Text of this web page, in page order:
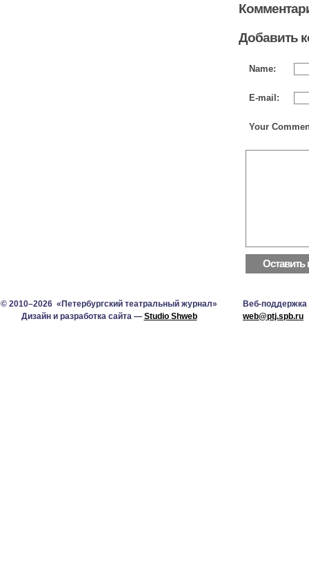
Добавить
Name:
E-mail:
Your
© 2010–2026 «Петербургский театральный журнал»
Дизайн и разработка сайта — Studio Shweb
Веб-поддержка
web@ptj.spb.ru